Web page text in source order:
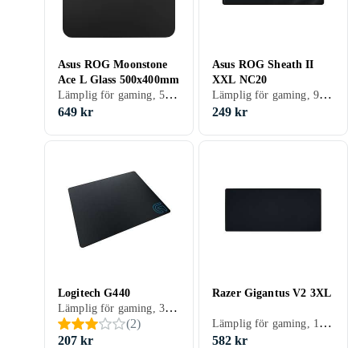
Asus ROG Moonstone
Ace L Glass 500x400mm
Lämplig för gaming, 500 mm, 400 mm
649 kr
Asus ROG Sheath II
XXL NC20
Lämplig för gaming, 900 mm
249 kr
Logitech G440
Lämplig för gaming, 340 mm, 280 mm
(2)
207 kr
Razer Gigantus V2 3XL
Lämplig för gaming, 1200 mm, 550 mm
582 kr